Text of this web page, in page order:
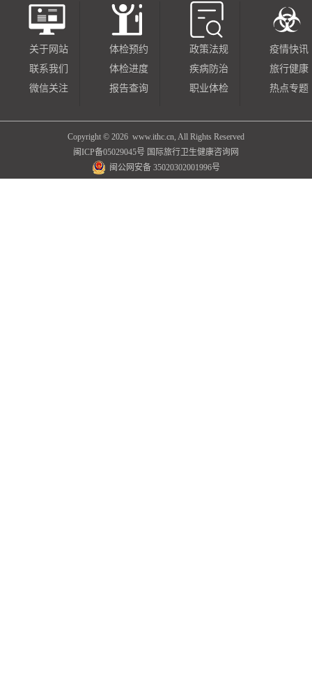
关于网站
联系我们
微信关注
体检预约
体检进度
报告查询
政策法规
疾病防治
职业体检
疫情快讯
旅行健康
热点专题
Copyright © 2026 www.ithc.cn, All Rights Reserved
闽ICP备05029045号 国际旅行卫生健康咨询网
闽公网安备 35020302001996号